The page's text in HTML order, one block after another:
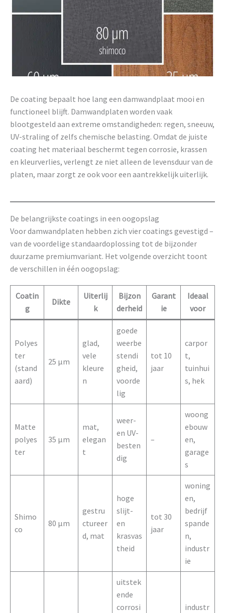
De coating bepaalt hoe lang een damwandplaat mooi en
functioneel blijft. Damwandplaten worden vaak
blootgesteld aan extreme omstandigheden: regen, sneeuw,
UV-straling of zelfs chemische belasting. Omdat de juiste
coating het materiaal beschermt tegen corrosie, krassen
en kleurverlies, verlengt ze niet alleen de levensduur van de
platen, maar zorgt ze ook voor een aantrekkelijk uiterlijk.
De belangrijkste coatings in een oogopslag
Voor damwandplaten hebben zich vier coatings gevestigd –
van de voordelige standaardoplossing tot de bijzonder
duurzame premiumvariant. Het volgende overzicht toont
de verschillen in één oogopslag:
Coatin
g
Dikte
Uiterlij
k
Bijzon
derheid
Garant
ie
Ideaal
voor
Polyes
ter
(stand
aard)
25 µm
glad,
vele
kleure
n
goede
weerbe
stendi
gheid,
voorde
lig
tot 10
jaar
carpor
t,
tuinhui
s, hek
Matte
polyes
ter
35 µm
mat,
elegan
t
weer-
en UV-
besten
dig
–
woong
ebouw
en,
garage
s
Shimo
co
80 µm
gestru
ctureer
d, mat
hoge
slijt-
en
krasvas
theid
tot 30
jaar
woning
en,
bedrijf
spande
n,
industr
ie
uitstek
ende
corrosi
industr